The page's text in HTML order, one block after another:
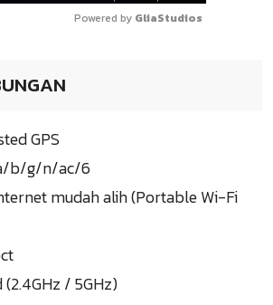
Powered by GliaStudios
GPS
a/b/g/n/ac/6
mudah alih (Portable Wi-Fi
/ 5GHz)